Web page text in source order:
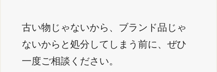
古い物じゃないから、ブランド品じゃ
ないからと処分してしまう前に、ぜひ
一度ご相談ください。